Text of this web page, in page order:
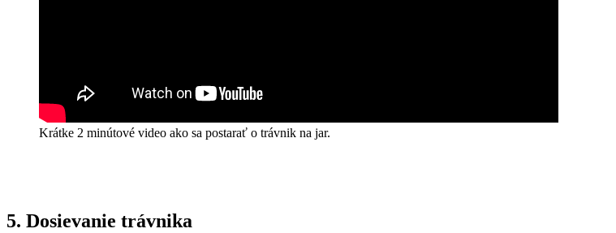
Krátke 2 minútové video ako sa postarať o trávnik na jar.
5. Dosievanie trávnika